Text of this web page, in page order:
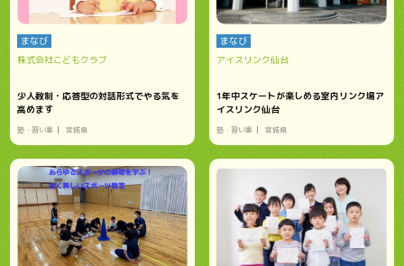
まなび
株式会社こどもクラブ
少人数制・応答型の対話形式でやる気を
高めます
塾・習い事 宮城県
まなび
アイスリンク仙台
1年中スケートが楽しめる室内リンク場ア
イスリンク仙台
塾・習い事 宮城県